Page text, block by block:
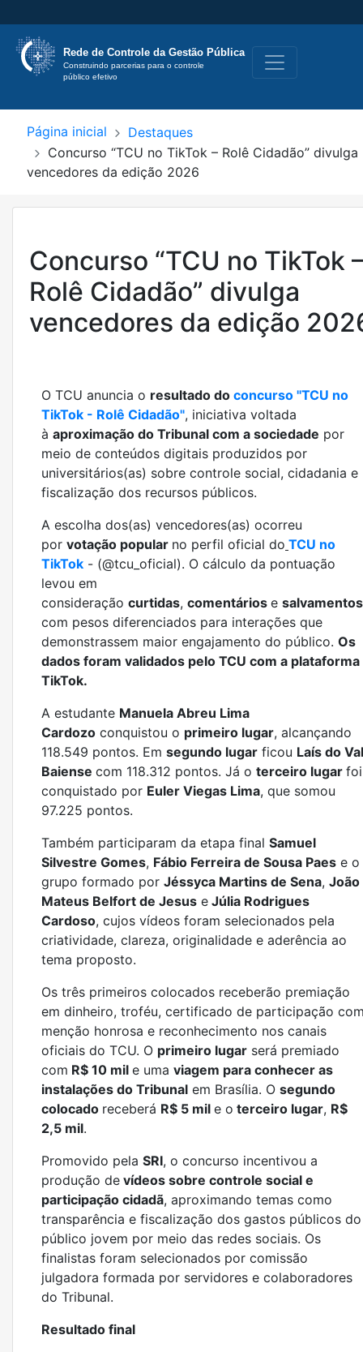
Rede de Controle da Gestão Pública
Construindo parcerias para o controle
público efetivo
Página inicial
Destaques
Concurso “TCU no TikTok – Rolê Cidadão” divulga
vencedores da edição 2026
Concurso “TCU no TikTok
Rolê Cidadão” divulga
vencedores da edição
O TCU anuncia o resultado do concurso "TCU no
TikTok - Rolê Cidadão", iniciativa voltada
à aproximação do Tribunal com a sociedade por
meio de conteúdos digitais produzidos por
universitários(as) sobre controle social, cidadania e
fiscalização dos recursos públicos.
A escolha dos(as) vencedores(as) ocorreu
por votação popular no perfil oficial do TCU no
TikTok - (@tcu_oficial). O cálculo da pontuação
levou em
consideração curtidas, comentários e salvamentos
com pesos diferenciados para interações que
demonstrassem maior engajamento do público. Os
dados foram validados pelo TCU com a plataforma
TikTok.
A estudante Manuela Abreu Lima
Cardozo conquistou o primeiro lugar, alcançando
118.549 pontos. Em segundo lugar ficou Laís do Val
Baiense com 118.312 pontos. Já o terceiro lugar foi
conquistado por Euler Viegas Lima, que somou
97.225 pontos.
Também participaram da etapa final Samuel
Silvestre Gomes, Fábio Ferreira de Sousa Paes e o
grupo formado por Jéssyca Martins de Sena, João
Mateus Belfort de Jesus e Júlia Rodrigues
Cardoso, cujos vídeos foram selecionados pela
criatividade, clareza, originalidade e aderência ao
tema proposto.
Os três primeiros colocados receberão premiação
em dinheiro, troféu, certificado de participação
menção honrosa e reconhecimento nos canais
oficiais do TCU. O primeiro lugar será premiado
com R$ 10 mil e uma viagem para conhecer as
instalações do Tribunal em Brasília. O segundo
colocado receberá R$ 5 mil e o terceiro lugar, R$
2,5 mil.
Promovido pela SRI, o concurso incentivou a
produção de vídeos sobre controle social e
participação cidadã, aproximando temas como
transparência e fiscalização dos gastos públicos do
público jovem por meio das redes sociais. Os
finalistas foram selecionados por comissão
julgadora formada por servidores e colaboradores
do Tribunal.
Resultado final